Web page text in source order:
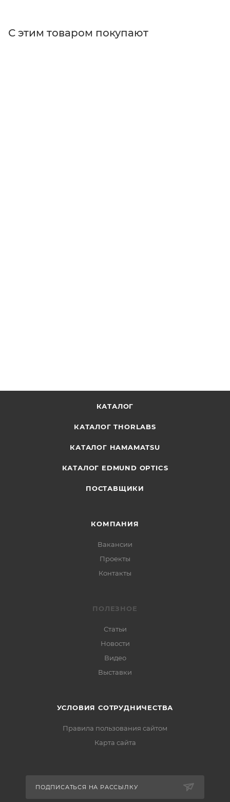
С этим товаром покупают
КАТАЛОГ
КАТАЛОГ THORLABS
КАТАЛОГ HAMAMATSU
КАТАЛОГ EDMUND OPTICS
ПОСТАВЩИКИ
КОМПАНИЯ
Вакансии
Проекты
Контакты
ПОЛЕЗНОЕ
Статьи
Новости
Видео
Выставки
УСЛОВИЯ СОТРУДНИЧЕСТВА
Правила пользования сайтом
Карта сайта
ПОДПИСАТЬСЯ НА РАССЫЛКУ